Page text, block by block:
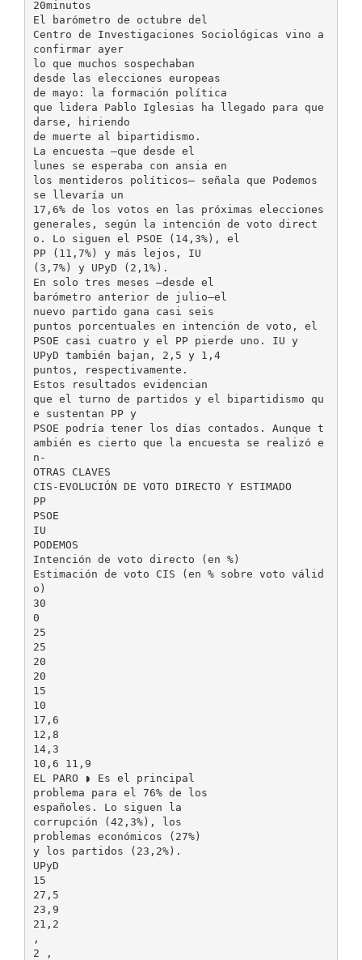
20minutos
El barómetro de octubre del
Centro de Investigaciones Sociológicas vino a
confirmar ayer
lo que muchos sospechaban
desde las elecciones europeas
de mayo: la formación política
que lidera Pablo Iglesias ha llegado para que
darse, hiriendo
de muerte al bipartidismo.
La encuesta –que desde el
lunes se esperaba con ansia en
los mentideros políticos– señala que Podemos
se llevaría un
17,6% de los votos en las próximas elecciones
generales, según la intención de voto direct
o. Lo siguen el PSOE (14,3%), el
PP (11,7%) y más lejos, IU
(3,7%) y UPyD (2,1%).
En solo tres meses –desde el
barómetro anterior de julio–el
nuevo partido gana casi seis
puntos porcentuales en intención de voto, el
PSOE casi cuatro y el PP pierde uno. IU y
UPyD también bajan, 2,5 y 1,4
puntos, respectivamente.
Estos resultados evidencian
que el turno de partidos y el bipartidismo qu
e sustentan PP y
PSOE podría tener los días contados. Aunque t
ambién es cierto que la encuesta se realizó e
n-
OTRAS CLAVES
CIS-EVOLUCIÓN DE VOTO DIRECTO Y ESTIMADO
PP
PSOE
IU
PODEMOS
Intención de voto directo (en %)
Estimación de voto CIS (en % sobre voto válid
o)
30
0
25
25
20
20
15
10
17,6
12,8
14,3
10,6 11,9
EL PARO ◗ Es el principal
problema para el 76% de los
españoles. Lo siguen la
corrupción (42,3%), los
problemas económicos (27%)
y los partidos (23,2%).
UPyD
15
27,5
23,9
21,2
,
2 ,